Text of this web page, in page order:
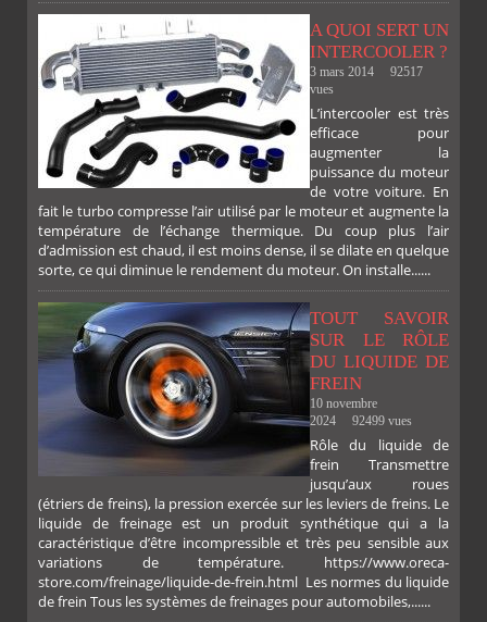
A QUOI SERT UN
INTERCOOLER ?
3 mars 2014
92517
vues
L’intercooler est très
efficace pour
augmenter la
puissance du moteur
de votre voiture. En
fait le turbo compresse l’air utilisé par le moteur et augmente la
température de l’échange thermique. Du coup plus l’air
d’admission est chaud, il est moins dense, il se dilate en quelque
sorte, ce qui diminue le rendement du moteur. On installe......
TOUT SAVOIR
SUR LE RÔLE
DU LIQUIDE DE
FREIN
10 novembre
2024
92499 vues
Rôle du liquide de
frein Transmettre
jusqu’aux roues
(étriers de freins), la pression exercée sur les leviers de freins. Le
liquide de freinage est un produit synthétique qui a la
caractéristique d’être incompressible et très peu sensible aux
variations de température. https://www.oreca-
store.com/freinage/liquide-de-frein.html Les normes du liquide
de frein Tous les systèmes de freinages pour automobiles,......